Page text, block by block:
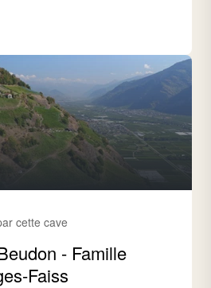
cette cave
- Famille
Faiss